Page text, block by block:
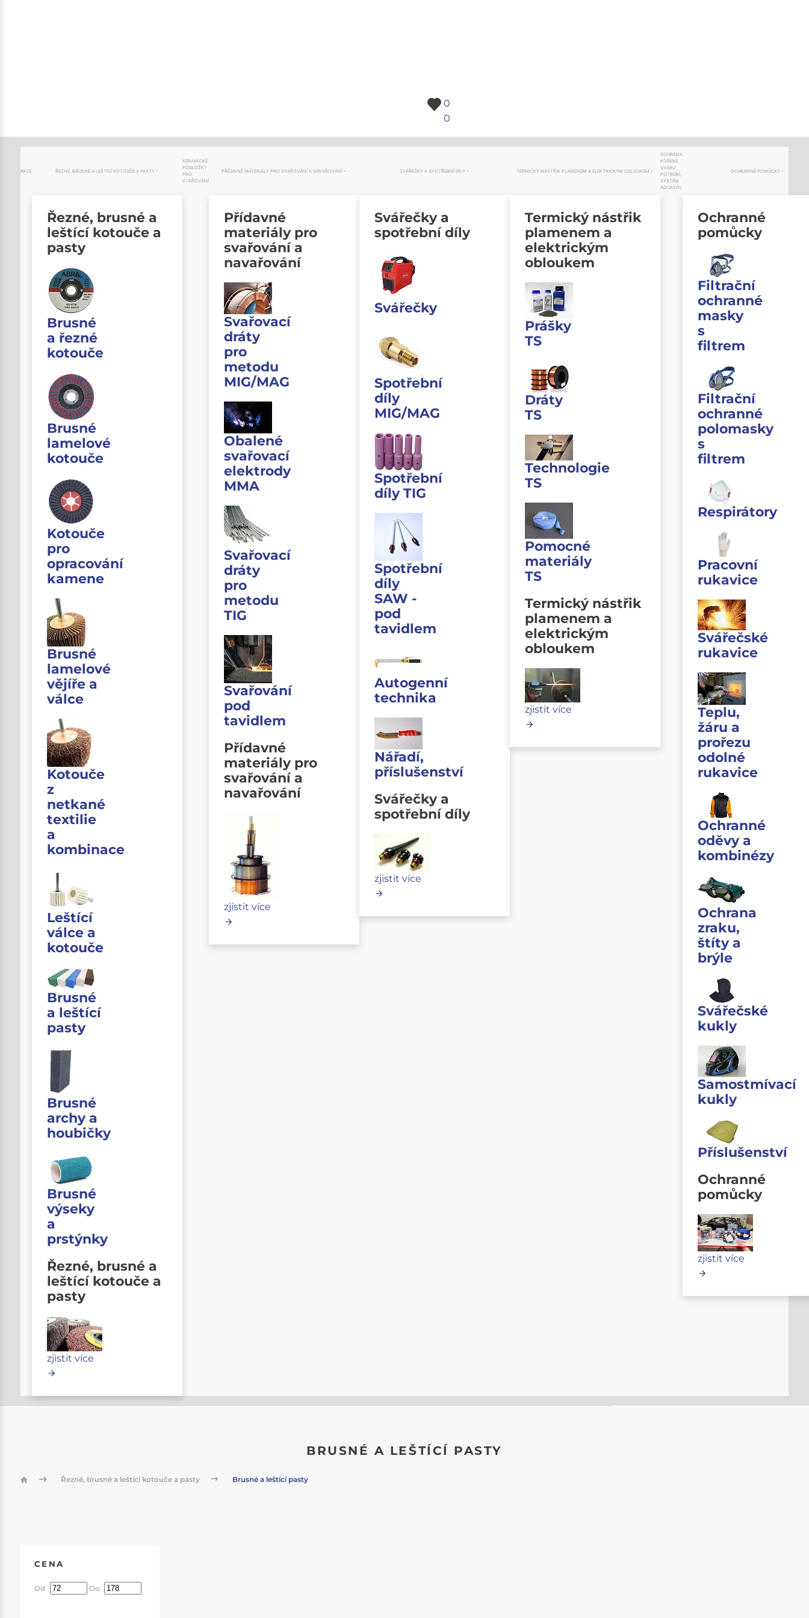
0
0
AKCE ŘEZNÉ, BRUSNÉ A LEŠTÍCÍ KOTOUČE A PASTY
Řezné, brusné a
leštící kotouče a
pasty
Brusné
a řezné
kotouče
Brusné
lamelové
kotouče
Kotouče
pro
opracování
kamene
Brusné
lamelové
vějíře a
válce
Kotouče
z
netkané
textilie
a
kombinace
Leštící
válce a
kotouče
Brusné
a leštící
pasty
Brusné
archy a
houbičky
Brusné
výseky
a
prstýnky
Řezné, brusné a
leštící kotouče a
pasty
zjistit více
KERAMICKÉ
PODLOŽKY
PRO
SVAŘOVÁNÍ
PŘÍDAVNÉ MATERIÁLY PRO SVAŘOVÁNÍ A NAVAŘOVÁNÍ
Přídavné
materiály pro
svařování a
navařování
Svařovací
dráty
pro
metodu
MIG/MAG
Obalené
svařovací
elektrody
MMA
Svařovací
dráty
pro
metodu
TIG
Svařování
pod
tavidlem
Přídavné
materiály pro
svařování a
navařování
zjistit více
SVÁŘEČKY A SPOTŘEBNÍ DÍLY
Svářečky a
spotřební díly
Svářečky
Spotřební
díly
MIG/MAG
Spotřební
díly TIG
Spotřební
díly
SAW -
pod
tavidlem
Autogenní
technika
Nářadí,
příslušenství
Svářečky a
spotřební díly
zjistit více
TERMICKÝ NÁSTŘIK PLAMENEM A ELEKTRICKÝM OBLOUKEM
Termický nástřik
plamenem a
elektrickým
obloukem
Prášky
TS
Dráty
TS
Technologie
TS
Pomocné
materiály
TS
Termický nástřik
plamenem a
elektrickým
obloukem
zjistit více
OCHRANA
KOŘENE
SVARU
POTRUBÍ,
SYSTÉM
AQUASOL
OCHRANNÉ POMŮCKY
Ochranné
pomůcky
Filtrační
ochranné
masky
s
filtrem
Filtrační
ochranné
polomasky
s
filtrem
Respirátory
Pracovní
rukavice
Svářečské
rukavice
Teplu,
žáru a
prořezu
odolné
rukavice
Ochranné
oděvy a
kombinézy
Ochrana
zraku,
štíty a
brýle
Svářečské
kukly
Samostmívací
kukly
Příslušenství
Ochranné
pomůcky
zjistit více
BRUSNÉ A LEŠTÍCÍ PASTY
Řezné, brusné a leštící kotouče a pasty Brusné a leštící pasty
CENA
Od Do